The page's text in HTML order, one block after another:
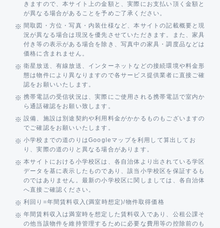
きますので、本サイト上の金額と、実際にお支払い頂く金額と
が異なる場合があることを予めご了承ください。
間取図・方位・写真・内装仕様など、本サイトの記載概要と現
況が異なる場合は現況を優先させていただきます。また、家具
付き等の表示がある場合を除き、写真中の家具・調度品などは
価格に含まれません。
衛星放送、有線放送、インターネットなどの接続環境や料金形
態は物件により異なりますので各サービス提供業者に直接ご確
認をお願いいたします。
携帯電話の受信状況は、実際にご使用される携帯電話で室内か
ら通話確認をお願い致します。
設備、施設は別途契約や利用料金がかかるものもございますの
でご確認をお願いいたします。
小学校までの道のりはGoogleマップを利用して算出してお
り、実際の道のりと異なる場合があります。
本サイトにおける小学校区は、各自治体より出されている学区
データを基に表示したものであり、該当小学校区を保証するも
のではありません。最新の小学校区に関しましては、各自治体
へ直接ご確認ください。
利回り=年間賃料収入(満室時想定)/物件取得価格
年間賃料収入は満室時を想定した賃料収入であり、公租公課そ
の他当該物件を維持管理するために必要な費用等の控除前のも